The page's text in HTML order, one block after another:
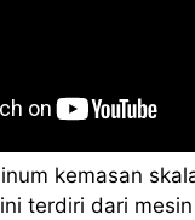
kemasan
terdiri dari